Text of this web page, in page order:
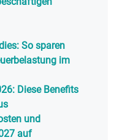
So sparen
im
Diese Benefits
und
auf